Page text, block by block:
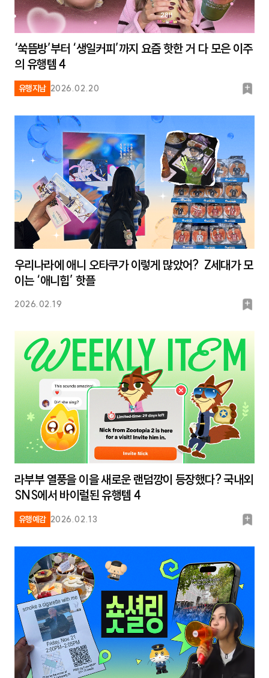
‘쑥뜸방’부터 ‘생일커피’까지 요즘 핫한 거 다 모은 이주
의 유행템 4
유행지남 2026.02.20
북
우리나라에 애니 오타쿠가 이렇게 많았어? Z세대가 모
이는 ‘애니힙’ 핫플
2026.02.19
북
크
라부부 열풍을 이을 새로운 랜덤깡이 등장했다? 국내외
SNS에서 바이럴된 유행템 4
유행예감 2026.02.13
북